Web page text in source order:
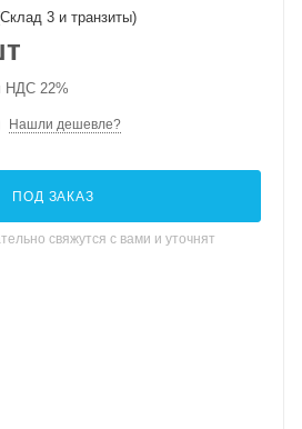
3 и транзиты)
НДС 22%
Нашли дешевле?
ПОД ЗАКАЗ
свяжутся с вами и уточнят